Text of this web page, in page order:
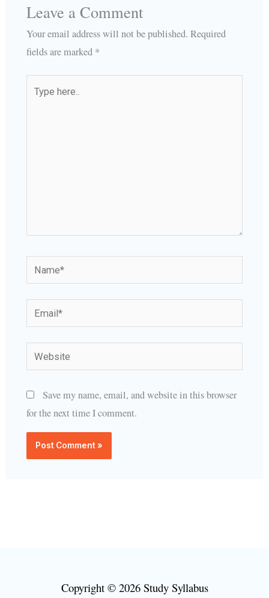
Leave a Comment
Your email address will not be published. Required
fields are marked *
Name*
Email*
Website
Save my name, email, and website in this browser
for the next time I comment.
Copyright © 2026 Study Syllabus